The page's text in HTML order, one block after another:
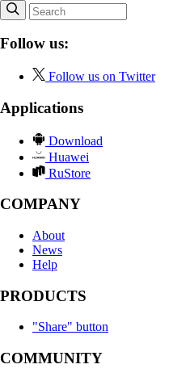
Follow us:
Follow us on Twitter
Applications
Download
Huawei
RuStore
COMPANY
About
News
Help
PRODUCTS
"Share" button
COMMUNITY